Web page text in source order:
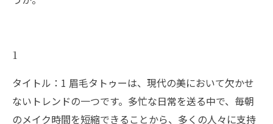
1
タイトル：1 眉毛タトゥーは、現代の美において欠かせ
ないトレンドの一つです。多忙な日常を送る中で、毎朝
のメイク時間を短縮できることから、多くの人々に支持